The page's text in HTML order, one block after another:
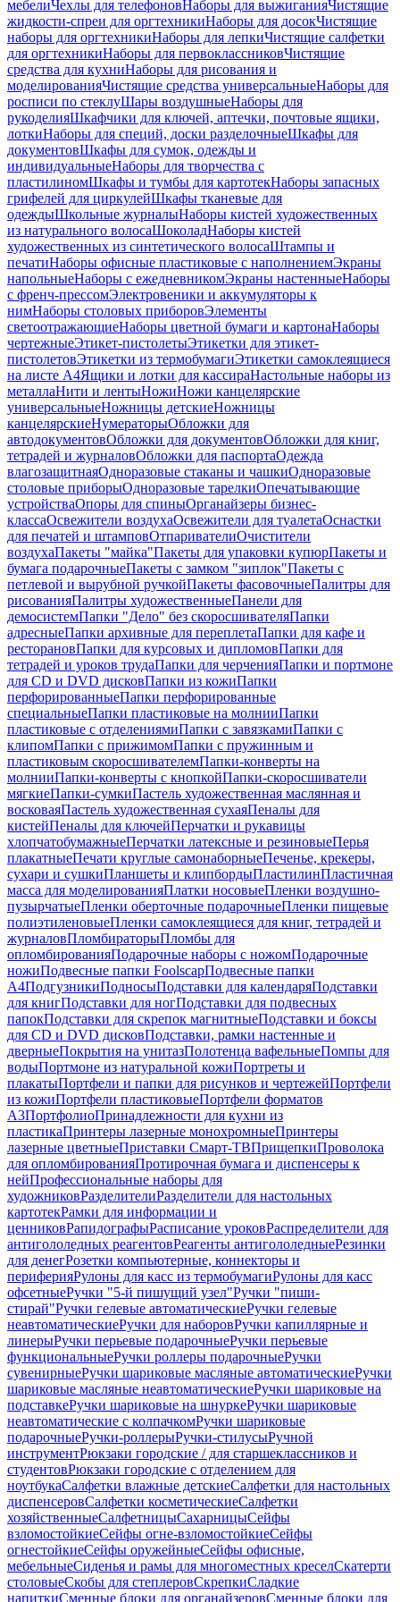
мебелиЧехлы для телефоновНаборы для выжиганияЧистящие
жидкости-спреи для оргтехникиНаборы для досокЧистящие
наборы для оргтехникиНаборы для лепкиЧистящие салфетки
для оргтехникиНаборы для первоклассниковЧистящие
средства для кухниНаборы для рисования и
моделированияЧистящие средства универсальныеНаборы для
росписи по стеклуШары воздушныеНаборы для
рукоделияШкафчики для ключей, аптечки, почтовые ящики,
лоткиНаборы для специй, доски разделочныеШкафы для
документовШкафы для сумок, одежды и
индивидуальныеНаборы для творчества с
пластилиномШкафы и тумбы для картотекНаборы запасных
грифелей для циркулейШкафы тканевые для
одеждыШкольные журналыНаборы кистей художественных
из натурального волосаШоколадНаборы кистей
художественных из синтетического волосаШтампы и
печатиНаборы офисные пластиковые с наполнениемЭкраны
напольныеНаборы с ежедневникомЭкраны настенныеНаборы
с френч-прессомЭлектровеники и аккумуляторы к
нимНаборы столовых приборовЭлементы
светоотражающиеНаборы цветной бумаги и картонаНаборы
чертежныеЭтикет-пистолетыЭтикетки для этикет-
пистолетовЭтикетки из термобумагиЭтикетки самоклеящиеся
на листе А4Ящики и лотки для кассираНастольные наборы из
металлаНити и лентыНожиНожи канцелярские
универсальныеНожницы детскиеНожницы
канцелярскиеНумераторыОбложки для
автодокументовОбложки для документовОбложки для книг,
тетрадей и журналовОбложки для паспортаОдежда
влагозащитнаяОдноразовые стаканы и чашкиОдноразовые
столовые приборыОдноразовые тарелкиОпечатывающие
устройстваОпоры для спиныОрганайзеры бизнес-
классаОсвежители воздухаОсвежители для туалетаОснастки
для печатей и штамповОтпаривателиОчистители
воздухаПакеты "майка"Пакеты для упаковки купюрПакеты и
бумага подарочныеПакеты с замком "зиплок"Пакеты с
петлевой и вырубной ручкойПакеты фасовочныеПалитры для
рисованияПалитры художественныеПанели для
демосистемПапки "Дело" без скоросшивателяПапки
адресныеПапки архивные для переплетаПапки для кафе и
ресторановПапки для курсовых и дипломовПапки для
тетрадей и уроков трудаПапки для черченияПапки и портмоне
для CD и DVD дисковПапки из кожиПапки
перфорированныеПапки перфорированные
специальныеПапки пластиковые на молнииПапки
пластиковые с отделениямиПапки с завязкамиПапки с
клипомПапки с прижимомПапки с пружинным и
пластиковым скоросшивателемПапки-конверты на
молнииПапки-конверты с кнопкойПапки-скоросшиватели
мягкиеПапки-сумкиПастель художественная маслянная и
восковаяПастель художественная сухаяПеналы для
кистейПеналы для ключейПерчатки и рукавицы
хлопчатобумажныеПерчатки латексные и резиновыеПерья
плакатныеПечати круглые самонаборныеПеченье, крекеры,
сухари и сушкиПланшеты и клипбордыПластилинПластичная
масса для моделированияПлатки носовыеПленки воздушно-
пузырчатыеПленки оберточные подарочныеПленки пищевые
полиэтиленовыеПленки самоклеящиеся для книг, тетрадей и
журналовПломбираторыПломбы для
опломбированияПодарочные наборы с ножомПодарочные
ножиПодвесные папки FoolscapПодвесные папки
А4ПодгузникиПодносыПодставки для календаряПодставки
для книгПодставки для ногПодставки для подвесных
папокПодставки для скрепок магнитныеПодставки и боксы
для CD и DVD дисковПодставки, рамки настенные и
дверныеПокрытия на унитазПолотенца вафельныеПомпы для
водыПортмоне из натуральной кожиПортреты и
плакатыПортфели и папки для рисунков и чертежейПортфели
из кожиПортфели пластиковыеПортфели форматов
А3ПортфолиоПринадлежности для кухни из
пластикаПринтеры лазерные монохромныеПринтеры
лазерные цветныеПриставки Смарт-ТВПрищепкиПроволока
для опломбированияПротирочная бумага и диспенсеры к
нейПрофессиональные наборы для
художниковРазделителиРазделители для настольных
картотекРамки для информации и
ценниковРапидографыРасписание уроковРаспределители для
антигололедных реагентовРеагенты антигололедныеРезинки
для денегРозетки компьютерные, коннекторы и
периферияРулоны для касс из термобумагиРулоны для касс
офсетныеРучки "5-й пишущий узел"Ручки "пиши-
стирай"Ручки гелевые автоматическиеРучки гелевые
неавтоматическиеРучки для наборовРучки капиллярные и
линерыРучки перьевые подарочныеРучки перьевые
функциональныеРучки роллеры подарочныеРучки
сувенирныеРучки шариковые масляные автоматическиеРучки
шариковые масляные неавтоматическиеРучки шариковые на
подставкеРучки шариковые на шнуркеРучки шариковые
неавтоматические с колпачкомРучки шариковые
подарочныеРучки-роллерыРучки-стилусыРучной
инструментРюкзаки городские / для старшеклассников и
студентовРюкзаки городские с отделением для
ноутбукаСалфетки влажные детскиеСалфетки для настольных
диспенсеровСалфетки косметическиеСалфетки
хозяйственныеСалфетницыСахарницыСейфы
взломостойкиеСейфы огне-взломостойкиеСейфы
огнестойкиеСейфы оружейныеСейфы офисные,
мебельныеСиденья и рамы для многоместных креселСкатерти
столовыеСкобы для степлеровСкрепкиСладкие
напиткиСменные блоки для органайзеровСменные блоки для